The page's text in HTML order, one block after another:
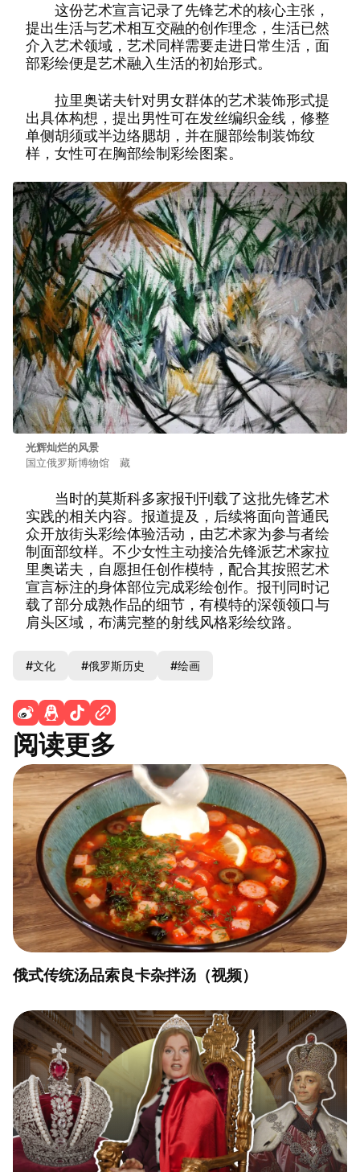
这份艺术宣言记录了先锋艺术的核心主张，
提出生活与艺术相互交融的创作理念，生活已然
介入艺术领域，艺术同样需要走进日常生活，面
部彩绘便是艺术融入生活的初始形式。
拉里奥诺夫针对男女群体的艺术装饰形式提
出具体构想，提出男性可在发丝编织金线，修整
单侧胡须或半边络腮胡，并在腿部绘制装饰纹
样，女性可在胸部绘制彩绘图案。
光辉灿烂的风景
国立俄罗斯博物馆 藏
当时的莫斯科多家报刊刊载了这批先锋艺术
实践的相关内容。报道提及，后续将面向普通民
众开放街头彩绘体验活动，由艺术家为参与者绘
制面部纹样。不少女性主动接洽先锋派艺术家拉
里奥诺夫，自愿担任创作模特，配合其按照艺术
宣言标注的身体部位完成彩绘创作。报刊同时记
载了部分成熟作品的细节，有模特的深领领口与
肩头区域，布满完整的射线风格彩绘纹路。
#文化 #俄罗斯历史 #绘画
阅读更多
俄式传统汤品索良卡杂拌汤（视频）